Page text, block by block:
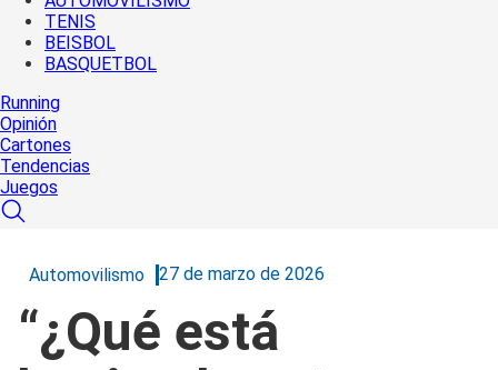
TENIS
BEISBOL
BASQUETBOL
Running
Opinión
Cartones
Tendencias
Juegos
Automovilismo 27 de marzo de 2026
“¿Qué está